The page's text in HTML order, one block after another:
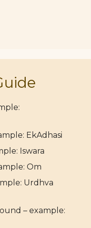
EkAdhasi
Iswara
Om
Urdhva
– example: